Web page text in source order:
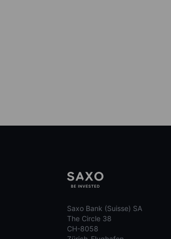
Saxo Bank (Suisse) SA
The Circle 38
CH-8058